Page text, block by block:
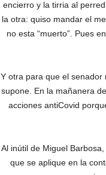
encierro y la tirria al
la otra: quiso mandar el
no esta “muerto”. Pues
Y otra para que el
supone. En la mañanera
acciones antiCovid
Al inútil de Miguel
que se aplique en la